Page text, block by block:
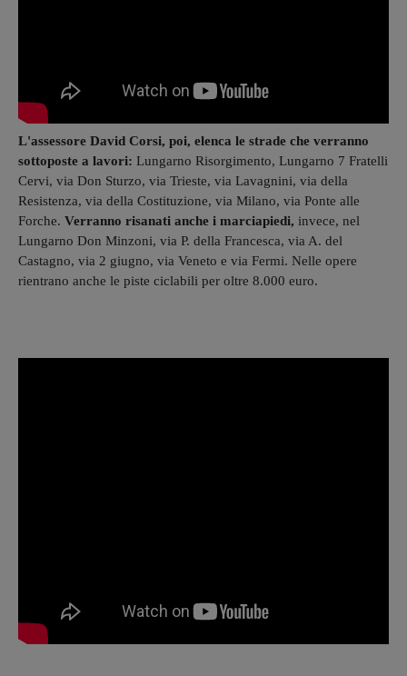
L'assessore David Corsi, poi, elenca le strade che verranno
sottoposte a lavori: Lungarno Risorgimento, Lungarno 7 Fratelli
Cervi, via Don Sturzo, via Trieste, via Lavagnini, via della
Resistenza, via della Costituzione, via Milano, via Ponte alle
Forche. Verranno risanati anche i marciapiedi, invece, nel
Lungarno Don Minzoni, via P. della Francesca, via A. del
Castagno, via 2 giugno, via Veneto e via Fermi. Nelle opere
rientrano anche le piste ciclabili per oltre 8.000 euro.